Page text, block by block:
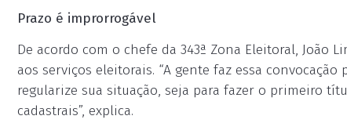
Prazo é improrrogável
De acordo com o chefe da 343ª Zona Eleitoral, João
aos serviços eleitorais. “A gente faz essa
regularize sua situação, seja para fazer o primeiro
cadastrais”, explica.